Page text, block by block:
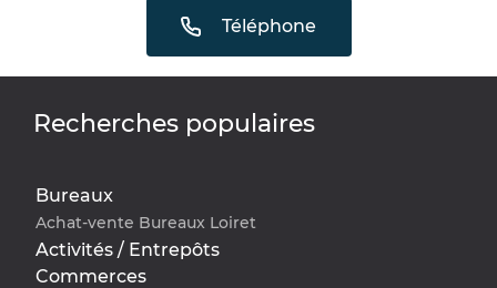
Téléphone
Recherches populaires
Bureaux
Achat-vente Bureaux Loiret
Activités / Entrepôts
Commerces